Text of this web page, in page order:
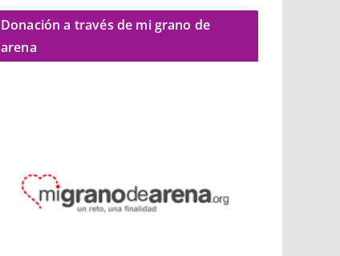
Donación a través de mi grano de
arena